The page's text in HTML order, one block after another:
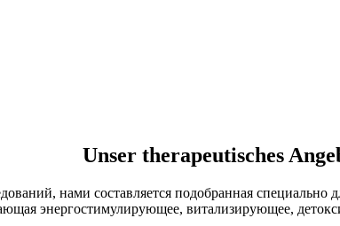
Unser therapeutisches
нами составляется подобранная
энергостимулирующее, витализирующее,